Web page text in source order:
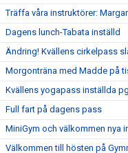
Träffa våra instruktörer:
Dagens lunch-Tabata inställd
Ändring! Kvällens cirkelpass
Morgonträna med Madde på
Kvällens yogapass inställda
Full fart på dagens pass
MiniGym och välkommen nya
Välkommen till hösten på